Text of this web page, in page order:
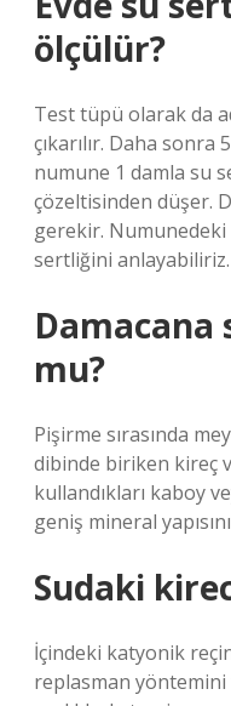
ölçülür?
Test tüpü olarak da
çıkarılır. Daha sonra
numune 1 damla su
çözeltisinden düşer.
gerekir.
sertliğini anlayabiliriz.
Damacana
mu?
Pişirme sırasında
dibinde biriken kireç
kullandıkları kaboy
geniş mineral
Sudaki
İçindeki katyonik
replasman